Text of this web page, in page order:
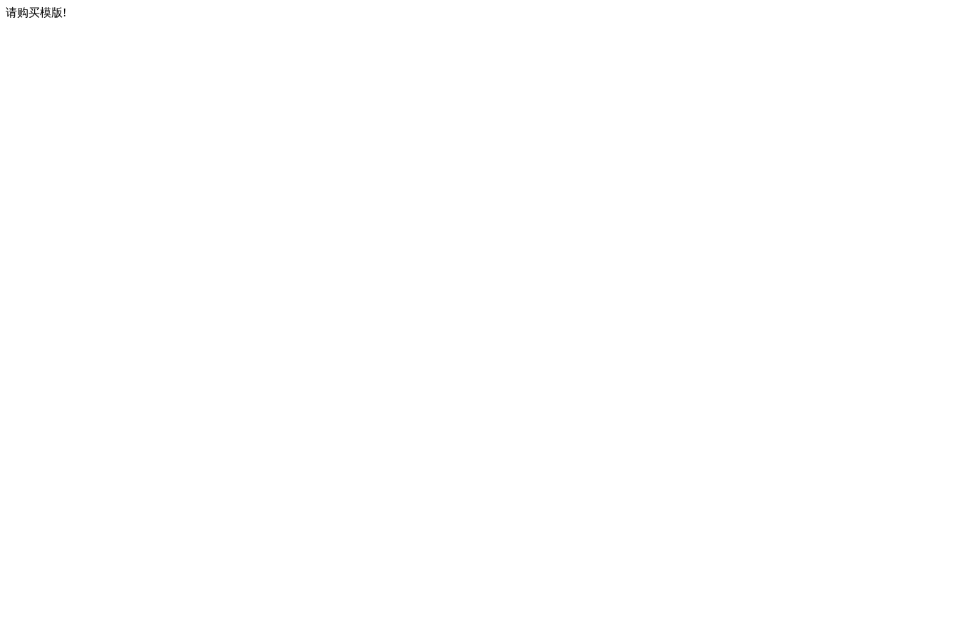
请购买模版!